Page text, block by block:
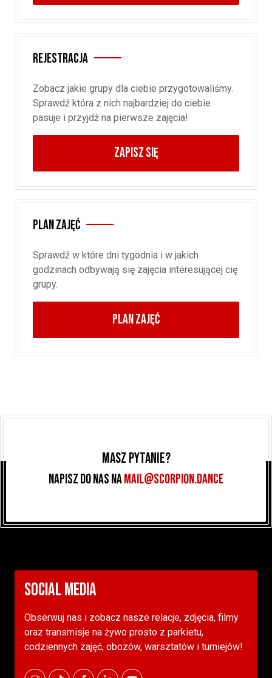
Rejestracja
Zobacz jakie grupy dla ciebie przygotowaliśmy.
Sprawdź która z nich najbardziej do ciebie
pasuje i przyjdź na pierwsze zajęcia!
ZAPISZ SIĘ
Plan zajęć
Sprawdź w które dni tygodnia i w jakich
godzinach odbywają się zajęcia interesującej cię
grupy.
PLAN ZAJĘĆ
Masz pytanie?
Napisz do nas naMAIL@SCORPION.DANCE
SOCIAL MEDIA
Obserwuj nas i zobacz nasze relacje, zdjęcia, filmy
oraz transmisje na żywo prosto z parkietu,
codziennych zajęć, obozów, warsztatów i turniejów!